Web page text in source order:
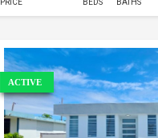
PRICE BEDS BATHS
ACTIVE